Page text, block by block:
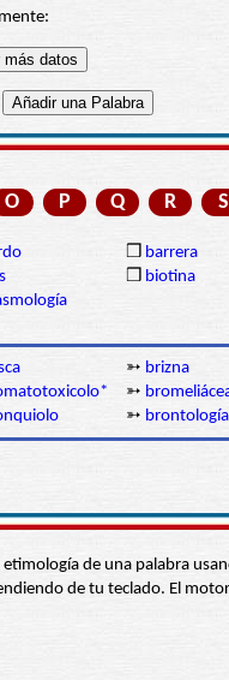
O P Q R S
❒ barrera
❒ biotina
➳ brizna
➳
➳ brontología
de una palabra
de tu teclado. El